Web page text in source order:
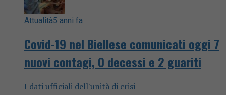
Attualità5 anni fa
Covid-19 nel Biellese comunicati oggi 7
nuovi contagi, 0 decessi e 2 guariti
I dati ufficiali dell'unità di crisi